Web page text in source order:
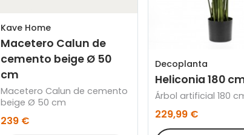
Kave Home
Macetero Calun de
cemento beige Ø 50
cm
Macetero Calun de cemento
beige Ø 50 cm
239 €
Decoplanta
Heliconia 180
Árbol artificial 180
229,99 €